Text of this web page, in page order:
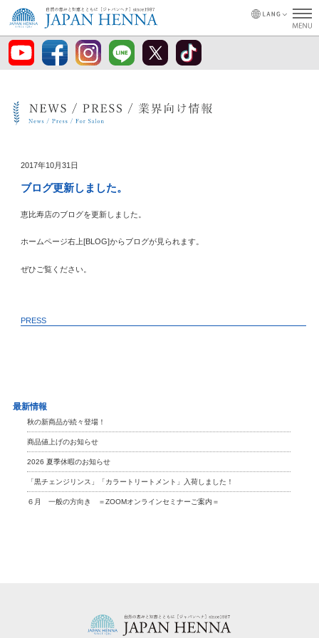
2017年10月31日
ブログ更新しました。
恵比寿店のブログを更新しました。
ホームページ右上[BLOG]からブログが見られます。
ぜひご覧ください。
PRESS
最新情報
秋の新商品が続々登場！
商品値上げのお知らせ
2026 夏季休暇のお知らせ
「黒チェンジリンス」「カラートリートメント」入荷しました！
６月 一般の方向き ＝ZOOMオンラインセミナーご案内＝